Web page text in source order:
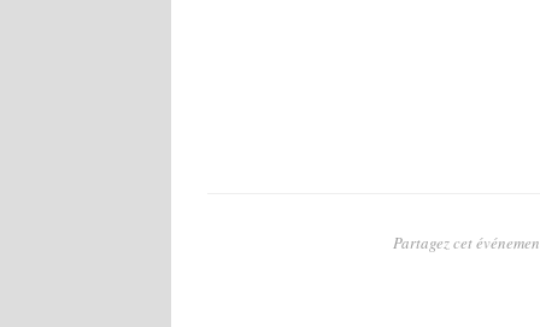
Partagez cet